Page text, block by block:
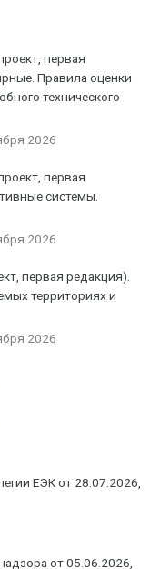
первая
Правила оценки
технического
2026
первая
системы.
2026
первая редакция).
территориях и
2026
ЕЭК от 28.07.2026,
от 05.06.2026,